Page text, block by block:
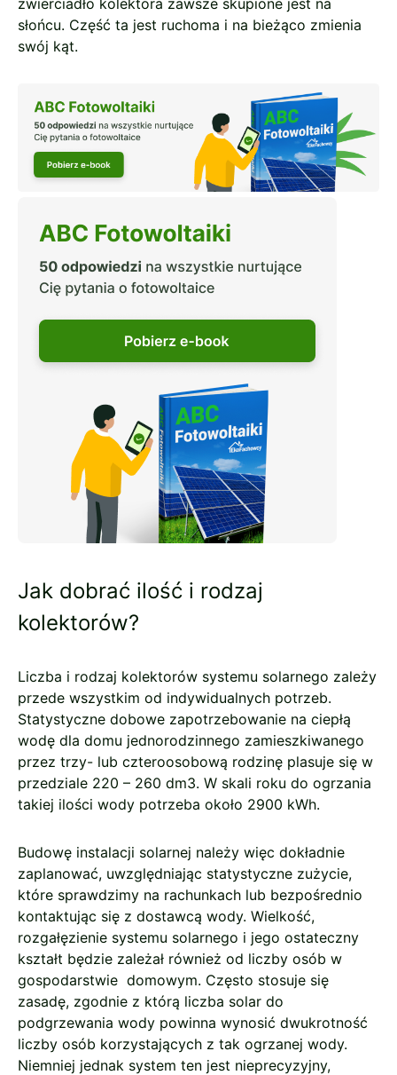
zwierciadło kolektora zawsze skupione jest na
słońcu. Część ta jest ruchoma i na bieżąco zmienia
swój kąt.
Jak dobrać ilość i rodzaj
kolektorów?
Liczba i rodzaj kolektorów systemu solarnego zależy
przede wszystkim od indywidualnych potrzeb.
Statystyczne dobowe zapotrzebowanie na ciepłą
wodę dla domu jednorodzinnego zamieszkiwanego
przez trzy- lub czteroosobową rodzinę plasuje się w
przedziale 220 – 260 dm3. W skali roku do ogrzania
takiej ilości wody potrzeba około 2900 kWh.
Budowę instalacji solarnej należy więc dokładnie
zaplanować, uwzględniając statystyczne zużycie,
które sprawdzimy na rachunkach lub bezpośrednio
kontaktując się z dostawcą wody. Wielkość,
rozgałęzienie systemu solarnego i jego ostateczny
kształt będzie zależał również od liczby osób w
gospodarstwie domowym. Często stosuje się
zasadę, zgodnie z którą liczba solar do
podgrzewania wody powinna wynosić dwukrotność
liczby osób korzystających z tak ogrzanej wody.
Niemniej jednak system ten jest nieprecyzyjny,